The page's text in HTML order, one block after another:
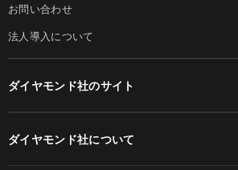
お問い合わせ
法人導入について
ダイヤモンド社のサイト
ダイヤモンド社について